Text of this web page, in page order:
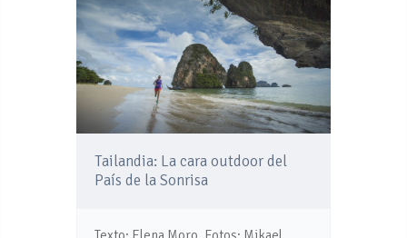
Tailandia: La cara outdoor del
País de la Sonrisa